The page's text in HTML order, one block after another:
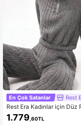
En Çok Satanlar Rest
Rest Era Kadınlar için Düz
şük Omuzlu Uzun Kollu
arım Patlı Polar Üst ve
1.779 ,60TL